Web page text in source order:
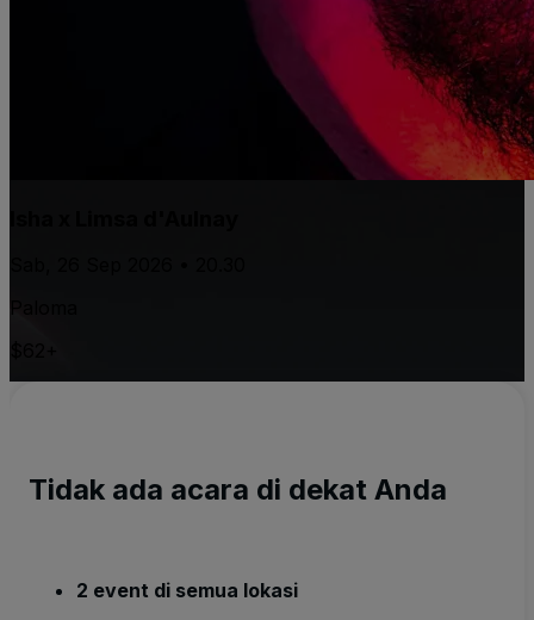
Tidak ada acara di dekat Anda
2 event di semua lokasi